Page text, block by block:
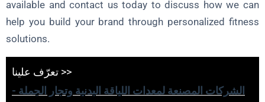
available and contact us today to discuss how we can
help you build your brand through personalized fitness
solutions.
تعرّف علينا >>
الشركات المصنعة لمعدات اللياقة البدنية وتجار الجملة -